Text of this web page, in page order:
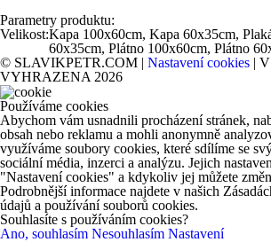
Parametry produktu:
Velikost:Kapa 100x60cm, Kapa 60x35cm,
60x35cm, Plátno 100x60cm, Plátno
© SLAVIKPETR.COM | Nastavení cookies |
VYHRAZENA 2026
Používáme cookies
Abychom vám usnadnili procházení stránek,
obsah nebo reklamu a mohli anonymně
využíváme soubory cookies, které sdílíme se
sociální média, inzerci a analýzu. Jejich
"Nastavení cookies" a kdykoliv jej můžete
Podrobnější informace najdete v našich
údajů a používání souborů cookies.
Souhlasíte s používáním cookies?
Ano, souhlasím Nesouhlasím Nastavení